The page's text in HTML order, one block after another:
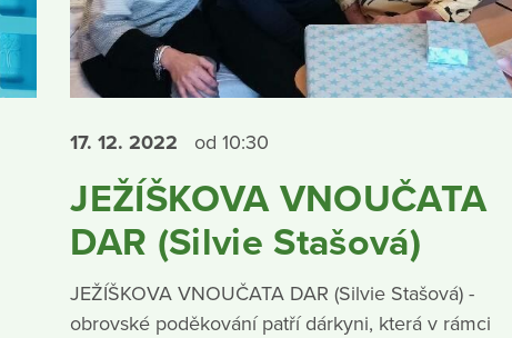
17. 12.2022 od 10:30
JEŽÍŠKOVA VNOUČATA
DAR (Silvie Stašová)
JEŽÍŠKOVA VNOUČATA DAR (Silvie Stašová) -
obrovské poděkování patří dárkyni, která v rámci